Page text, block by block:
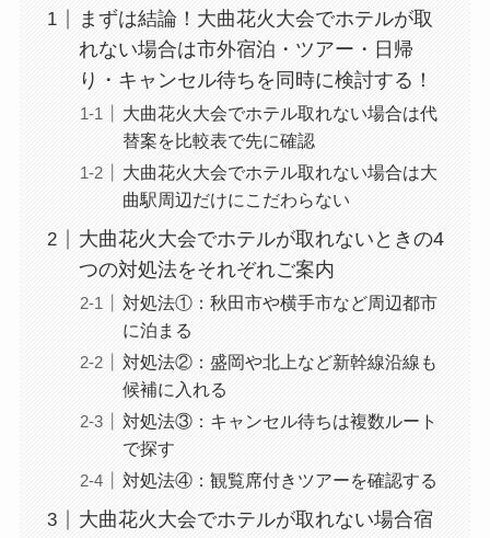
まずは結論！大曲花火大会でホテルが取
れない場合は市外宿泊・ツアー・日帰
り・キャンセル待ちを同時に検討する！
大曲花火大会でホテル取れない場合は代
替案を比較表で先に確認
大曲花火大会でホテル取れない場合は大
曲駅周辺だけにこだわらない
大曲花火大会でホテルが取れないときの4
つの対処法をそれぞれご案内
対処法①：秋田市や横手市など周辺都市
に泊まる
対処法②：盛岡や北上など新幹線沿線も
候補に入れる
対処法③：キャンセル待ちは複数ルート
で探す
対処法④：観覧席付きツアーを確認する
大曲花火大会でホテルが取れない場合宿